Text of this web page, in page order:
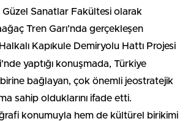
Güzel Sanatlar Fakültesi olarak
Tren Garı’nda gerçekleşen
Kapıkule Demiryolu Hattı Projesi
yaptığı konuşmada, Türkiye
bağlayan, çok önemli jeostratejik
sahip olduklarını ifade etti.
konumuyla hem de kültürel birikimi